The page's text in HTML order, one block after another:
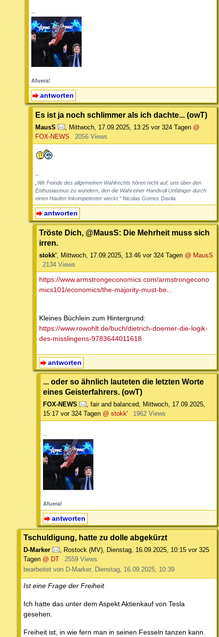
--
Afuera!
antworten
Es ist ja noch schlimmer als ich dachte... (owT)
MausS Mittwoch, 17.09.2025, 13:25 vor 324 Tagen @
FOX-NEWS
2056 Views
--
„Wir Feinde des allgemeinen Wahlrechts hören nicht auf, uns über den
Enthusiasmus zu wundern, den die Wahl einer Handvoll Unfähiger durch
einen Haufen Inkompetenter weckt.“ Nicolas Gomez Davila
antworten
Tröste Dich, @MausS: Die Mehrheit muss sich
irren.
stokk' Mittwoch, 17.09.2025, 13:46 vor 324 Tagen @ MausS
2134 Views
https://www.armstrongeconomics.com/armstrongecono
mics101/economics/the-majority-must-be...
Kleines Büchlein zum Hintergrund:
https://www.rowohlt.de/buch/dietrich-doerner-die-logik-
des-misslingens-9783644011618
antworten
... oder so ähnlich lauteten die letzten Worte
eines Geisterfahrers. (owT)
FOX-NEWS , fair and balanced, Mittwoch, 17.09.2025,
15:17 vor 324 Tagen @ stokk' 1962 Views
--
Afuera!
antworten
Tschuldigung, hatte zu dolle abgekürzt
D-Marker , Rostock (MV), Dienstag, 16.09.2025, 10:15 vor 325
Tagen @ DT
2559 Views
bearbeitet von D-Marker, Dienstag, 16.09.2025, 10:39
Ist eine Frage der Freiheit
Ich hatte das unter dem Aspekt Aktienkauf von Tesla
gesehen.
Freiheit ist, in wie fern man in seinen Fesseln tanzen kann.